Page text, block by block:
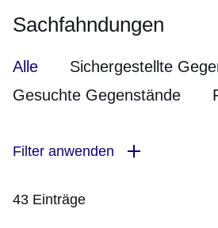
Sachfahndungen
Alle
Sichergestellte
Gesuchte Gegenstände
Filter anwenden
43 Einträge